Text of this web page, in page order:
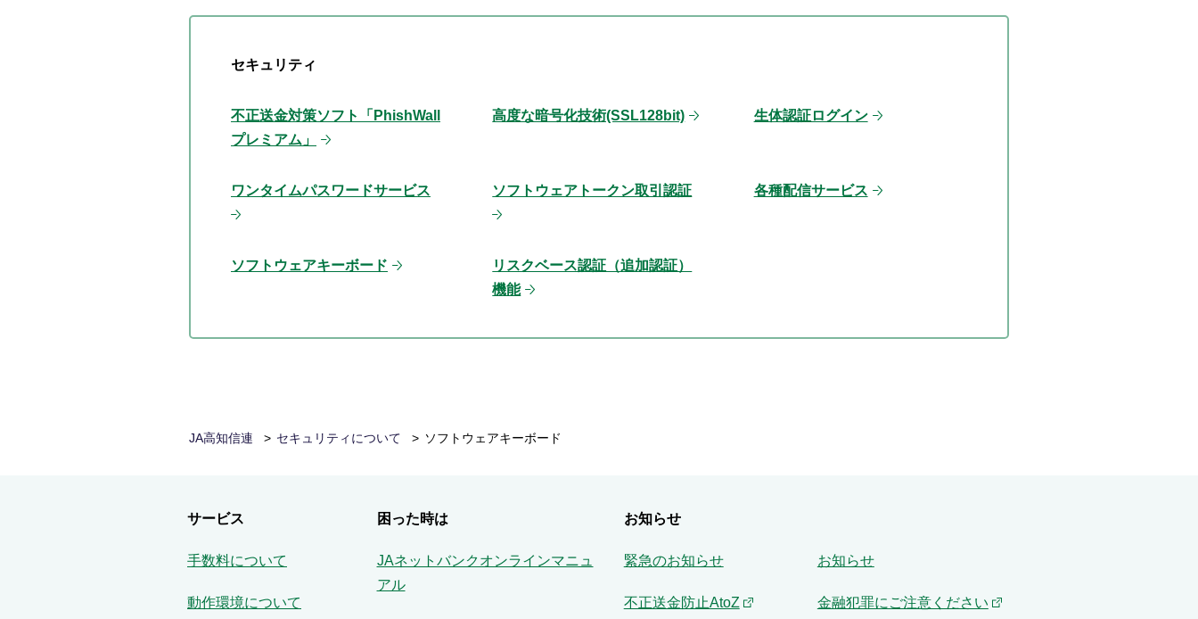
セキュリティ
不正送金対策ソフト「PhishWall
プレミアム」
高度な暗号化技術(SSL128bit) 生体認証ログイン
ワンタイムパスワードサービス ソフトウェアトークン取引認証 各種配信サービス
ソフトウェアキーボード
リスクベース認証（追加認証）
機能
JA高知信連 セキュリティについて ソフトウェアキーボード
サービス
手数料について
動作環境について
困った時は
JAネットバンクオンラインマニュ
アル
お知らせ
緊急のお知らせ お知らせ
不正送金防止AtoZ 金融犯罪にご注意ください